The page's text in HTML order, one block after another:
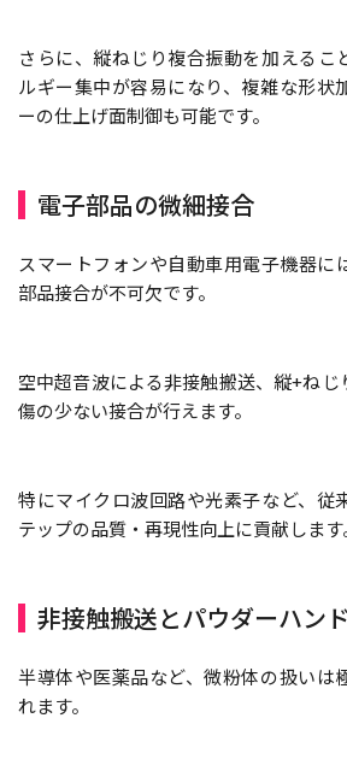
さらに、縦ねじり複合振動を加えるこ
ルギー集中が容易になり、複雑な形状
ーの仕上げ面制御も可能です。
電子部品の微細接合
スマートフォンや自動車用電子機器に
部品接合が不可欠です。
空中超音波による非接触搬送、縦+ね
傷の少ない接合が行えます。
特にマイクロ波回路や光素子など、従
テップの品質・再現性向上に貢献します
非接触搬送とパウダーハン
半導体や医薬品など、微粉体の扱いは
れます。